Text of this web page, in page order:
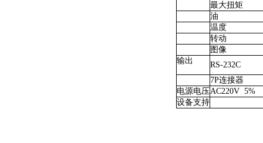
最大扭矩
油
温度
转动
图像
输出
RS-232C
7P连接器
电源电压AC220V 5%
设备支持